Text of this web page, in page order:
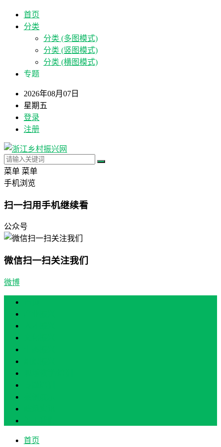
首页
分类
分类 (多图模式)
分类 (竖图模式)
分类 (横图模式)
专题
2026年08月07日
星期五
登录
注册
菜单 菜单
手机浏览
扫一扫用手机继续看
公众号
微信扫一扫关注我们
微博
首页